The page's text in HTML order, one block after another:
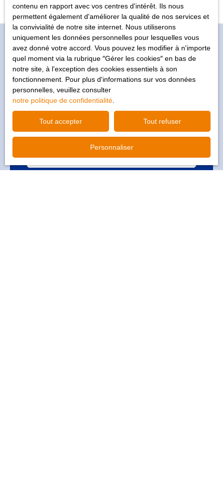
1
Votre bien
2
Vous souhaitez faire estimer
Adresse de votre bien
contenu en rapport avec vos centres d'intérêt. Ils nous
permettent également d'améliorer la qualité de nos services et
la convivialité de notre site internet. Nous utiliserons
uniquement les données personnelles pour lesquelles vous
avez donné votre accord. Vous pouvez les modifier à n'importe
quel moment via la rubrique ″Gérer les cookies″ en bas de
notre site, à l'exception des cookies essentiels à son
fonctionnement. Pour plus d'informations sur vos données
personnelles, veuillez consulter
notre politique de confidentialité
Tout accepter Tout refuser
Personnaliser